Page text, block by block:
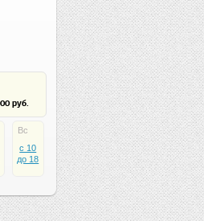
руб.
Вс
c 10
до 18